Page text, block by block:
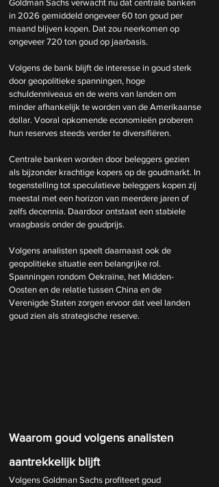
Goldman Sachs verwacht nu dat centrale banken
in 2026 gemiddeld ongeveer 60 ton goud per
maand blijven kopen. Dat zou neerkomen op
ongeveer 720 ton goud op jaarbasis.
Volgens de bank blijft de interesse in goud sterk
door geopolitieke spanningen, hoge
schuldenniveaus en de wens van landen om
minder afhankelijk te worden van de Amerikaanse
dollar. Vooral opkomende economieën proberen
hun reserves steeds verder te diversifiëren.
Centrale banken worden door beleggers gezien
als bijzonder krachtige kopers op de goudmarkt. In
tegenstelling tot speculatieve beleggers kopen zij
meestal met een horizon van meerdere jaren of
zelfs decennia. Daardoor ontstaat een stabiele
vraagbasis onder de goudprijs.
Volgens analisten speelt daarnaast ook de
geopolitieke situatie een belangrijke rol.
Spanningen rondom Oekraïne, het Midden-
Oosten en de relatie tussen China en de
Verenigde Staten zorgen ervoor dat veel landen
goud zien als strategische reserve.
Waarom goud volgens analisten
aantrekkelijk blijft
Volgens Goldman Sachs profiteert goud